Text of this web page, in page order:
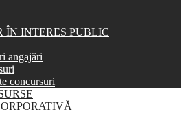
ÎN INTERES PUBLIC
angajări
concursuri